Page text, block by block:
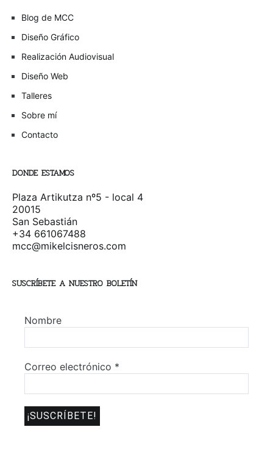
Blog de MCC
Diseño Gráfico
Realización Audiovisual
Diseño Web
Talleres
Sobre mí
Contacto
DONDE ESTAMOS
Plaza Artikutza nº5 - local 4
20015
San Sebastián
+34 661067488
mcc@mikelcisneros.com
SUSCRÍBETE A NUESTRO BOLETÍN
Nombre
Correo electrónico *